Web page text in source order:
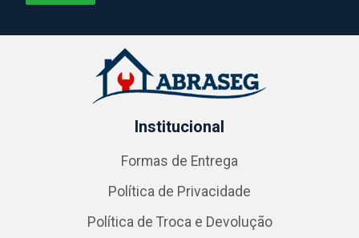
Institucional
Formas de Entrega
Política de Privacidade
Política de Troca e Devolução